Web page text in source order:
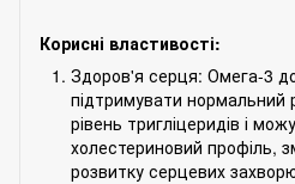
Корисні властивості:
Здоров'я серця: Омега-3
підтримувати
рівень тригліцеридів і
холестериновий профіль,
розвитку серцевих